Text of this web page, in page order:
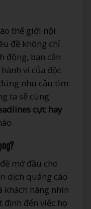
thế giới nội
đề không chỉ
động, bạn cần
vi của độc
nhu cầu tìm
ta sẽ cùng
cực hay
mở đầu cho
dịch quảng cáo
khách hàng nhìn
định đến việc họ